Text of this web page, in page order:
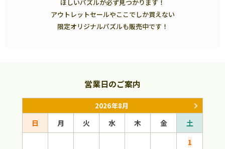
ほしいパズルが必ず見つかります！
アウトレットセールやここでしか買えない
限定オリジナルパズルも販売中です！
営業日のご案内
2026年8月
日 月 火 水 木 金
土
1